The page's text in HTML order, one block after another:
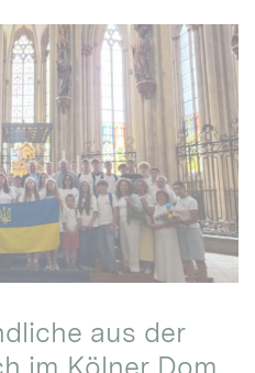
aus der